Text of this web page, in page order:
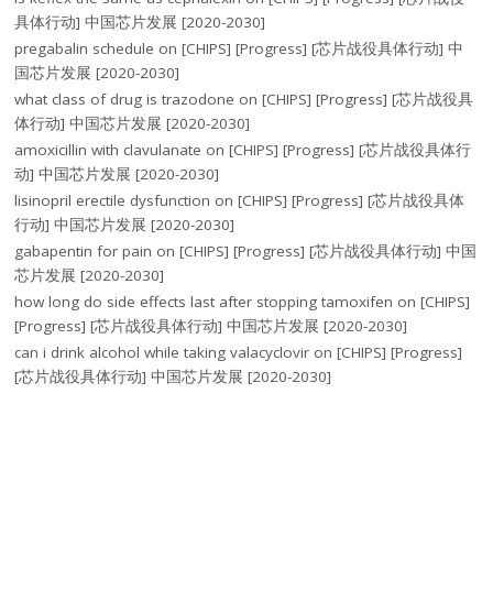
具体行动] 中国芯片发展 [2020-2030]
pregabalin schedule on[CHIPS] [Progress] [芯片战役具体行动] 中
国芯片发展 [2020-2030]
what class of drug is trazodone on[CHIPS] [Progress] [芯片战役具
体行动] 中国芯片发展 [2020-2030]
amoxicillin with clavulanate on[CHIPS] [Progress] [芯片战役具体行
动] 中国芯片发展 [2020-2030]
lisinopril erectile dysfunction on[CHIPS] [Progress] [芯片战役具体
行动] 中国芯片发展 [2020-2030]
gabapentin for pain on[CHIPS] [Progress] [芯片战役具体行动] 中国
芯片发展 [2020-2030]
how long do side effects last after stopping tamoxifen on[CHIPS]
[Progress] [芯片战役具体行动] 中国芯片发展 [2020-2030]
can i drink alcohol while taking valacyclovir on[CHIPS] [Progress]
[芯片战役具体行动] 中国芯片发展 [2020-2030]